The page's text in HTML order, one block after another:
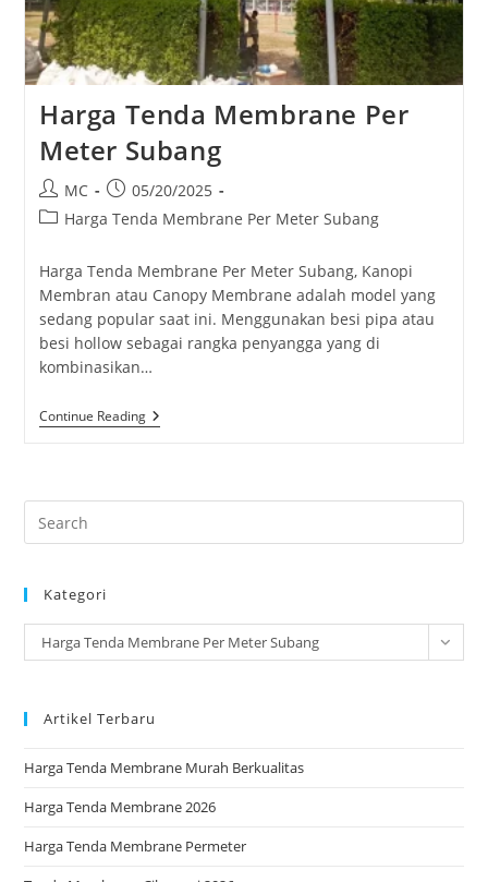
Harga Tenda Membrane Per
Meter Subang
Post
author:
MC
Post
published:
05/20/2025
PostHarga Tenda Membrane Per Meter Subang
Harga Tenda Membrane Per Meter Subang, Kanopi
Membran atau Canopy Membrane adalah model yang
sedang popular saat ini. Menggunakan besi pipa atau
besi hollow sebagai rangka penyangga yang di
kombinasikan…
Continue ReadingHarga
Tenda
Subang
the
Kategori
Kategori
Harga Tenda Membrane Per Meter Subang
Artikel Terbaru
Harga Tenda Membrane Murah Berkualitas
Harga Tenda Membrane 2026
Harga Tenda Membrane Permeter